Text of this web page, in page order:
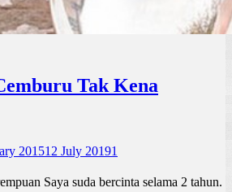
Tak Kena
201512 July 20191
Saya suda bercinta selama 2 tahun.